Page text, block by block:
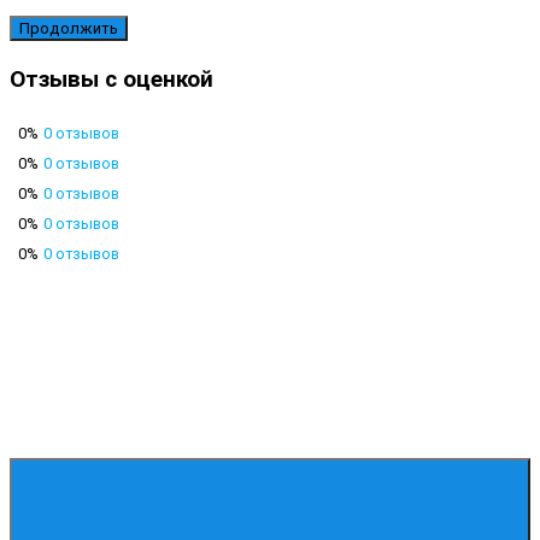
Продолжить
Отзывы с оценкой
0% 0 отзывов
0% 0 отзывов
0% 0 отзывов
0% 0 отзывов
0% 0 отзывов